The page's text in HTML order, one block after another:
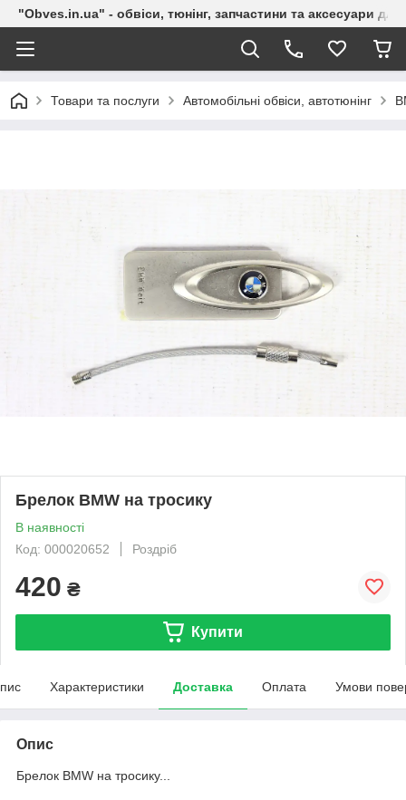
"Obves.in.ua" - обвіси, тюнінг, запчастини та аксесуари
Товари та послуги Автомобільні обвіси, автотюнінг
Брелок BMW на тросику
В наявності
Код: 000020652
Роздріб
420 ₴
Купити
Характеристики Доставка Оплата Умови
Опис
Брелок BMW на тросику...